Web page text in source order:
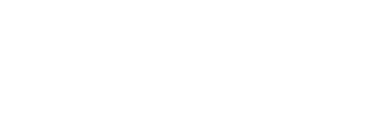
double à portée de main en cas de besoin. Nos cylindres, équipés de goupilles et de roues
à vos besoins. Nos cylindres européens, tels que ceux de la marque ISEO ou Vachette, sont
en choisissant le code qui vous convient le mieux. En plus d'être entrouvrants, nos cylindres
pour la sécurisation de vos accès. N'hésitez pas à consulter notre catalogue en ligne pour